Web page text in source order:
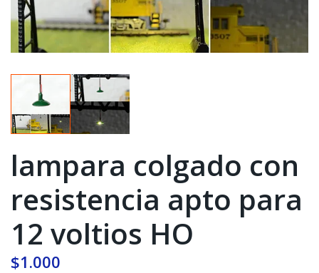
lampara colgado con
resistencia apto para
12 voltios HO
$1.000